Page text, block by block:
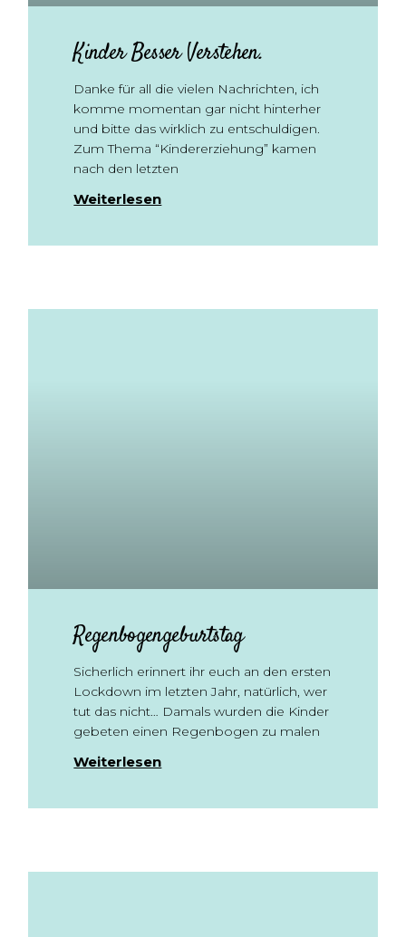
Kinder Besser Verstehen.
Danke für all die vielen Nachrichten, ich
komme momentan gar nicht hinterher
und bitte das wirklich zu entschuldigen.
Zum Thema “Kindererziehung” kamen
nach den letzten
Weiterlesen
Regenbogengeburtstag
Sicherlich erinnert ihr euch an den ersten
Lockdown im letzten Jahr, natürlich, wer
tut das nicht… Damals wurden die Kinder
gebeten einen Regenbogen zu malen
Weiterlesen